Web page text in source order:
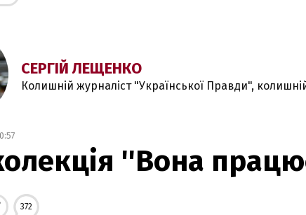
СЕРГІЙ ЛЕЩЕНКО
Колишній журналіст "Української Правди",
''Вона
372